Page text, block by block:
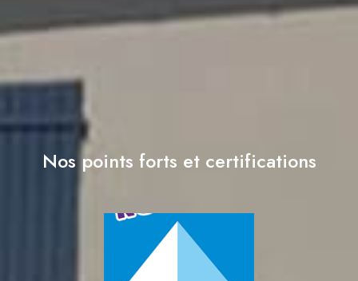
Nos points forts et certifications